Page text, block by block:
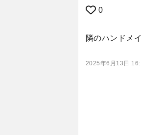
0
隣のハンドメ
2025年6月13日